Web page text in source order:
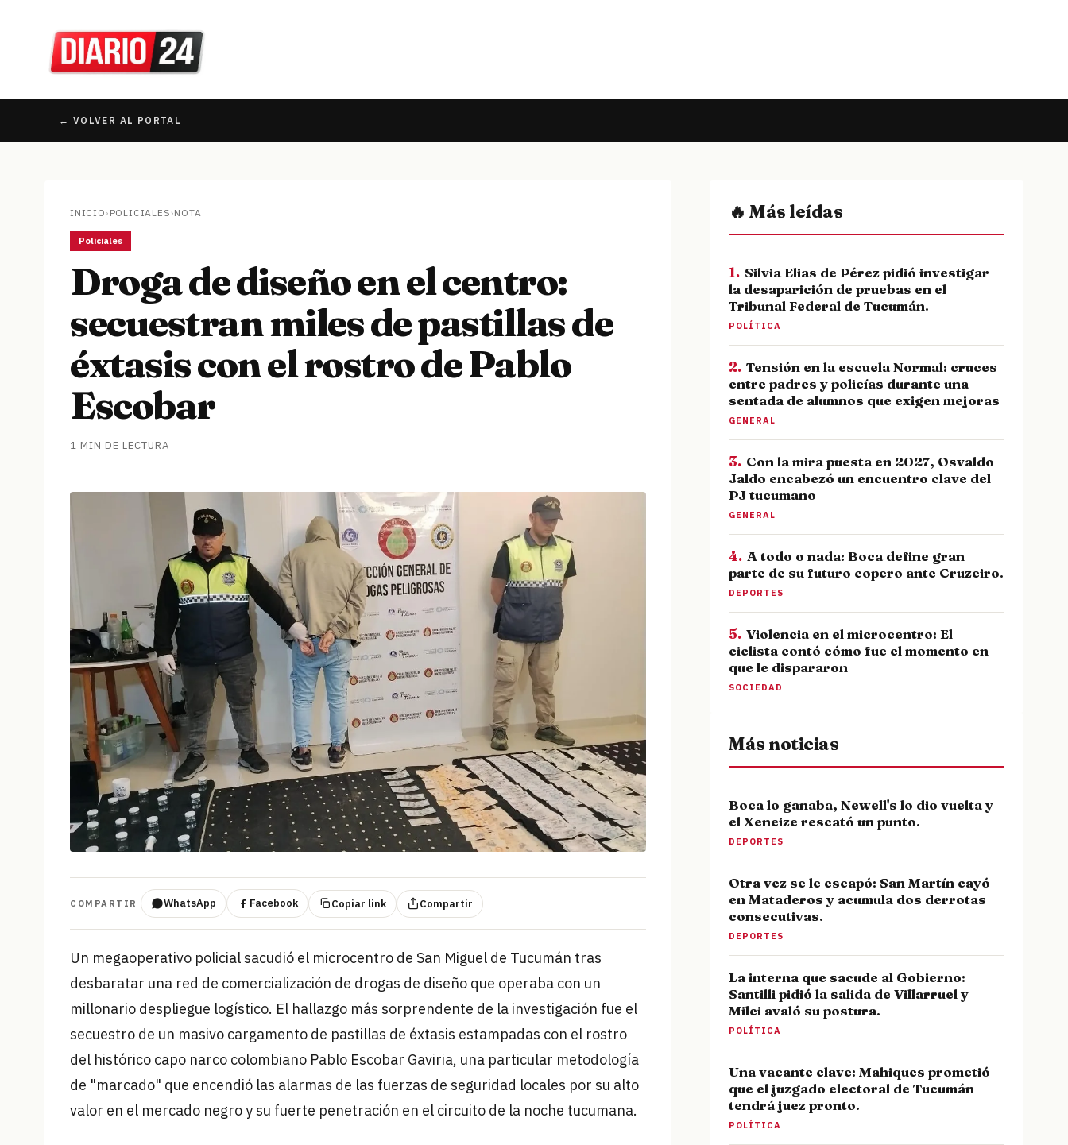
← VOLVER AL PORTAL
INICIO› POLICIALES›NOTA
Policiales
Droga de diseño en el centro:
secuestran miles de pastillas de
éxtasis con el rostro de Pablo
Escobar
1 MIN DE LECTURA
COMPARTIR WhatsApp Facebook Copiar link Compartir
Un megaoperativo policial sacudió el microcentro de San Miguel de Tucumán tras
desbaratar una red de comercialización de drogas de diseño que operaba con un
millonario despliegue logístico. El hallazgo más sorprendente de la investigación fue el
secuestro de un masivo cargamento de pastillas de éxtasis estampadas con el rostro
del histórico capo narco colombiano Pablo Escobar Gaviria, una particular metodología
de "marcado" que encendió las alarmas de las fuerzas de seguridad locales por su alto
valor en el mercado negro y su fuerte penetración en el circuito de la noche tucumana.
🔥 Más leídas
1. Silvia Elias de Pérez pidió investigar
la desaparición de pruebas en el
Tribunal Federal de Tucumán.
POLÍTICA
2. Tensión en la escuela Normal: cruces
entre padres y policías durante una
sentada de alumnos que exigen mejoras
GENERAL
3. Con la mira puesta en 2027, Osvaldo
Jaldo encabezó un encuentro clave del
PJ tucumano
GENERAL
4. A todo o nada: Boca define gran
parte de su futuro copero ante Cruzeiro.
DEPORTES
5. Violencia en el microcentro: El
ciclista contó cómo fue el momento en
que le dispararon
SOCIEDAD
Más noticias
Boca lo ganaba, Newell's lo dio vuelta y
el Xeneize rescató un punto.
DEPORTES
Otra vez se le escapó: San Martín cayó
en Mataderos y acumula dos derrotas
consecutivas.
DEPORTES
La interna que sacude al Gobierno:
Santilli pidió la salida de Villarruel y
Milei avaló su postura.
POLÍTICA
Una vacante clave: Mahiques prometió
que el juzgado electoral de Tucumán
tendrá juez pronto.
POLÍTICA